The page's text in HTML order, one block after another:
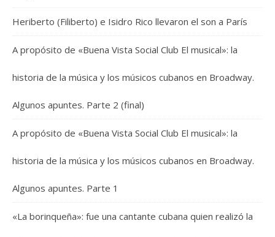
Heriberto (Filiberto) e Isidro Rico llevaron el son a París
A propósito de «Buena Vista Social Club El musical»: la
historia de la música y los músicos cubanos en Broadway.
Algunos apuntes. Parte 2 (final)
A propósito de «Buena Vista Social Club El musical»: la
historia de la música y los músicos cubanos en Broadway.
Algunos apuntes. Parte 1
«La borinqueña»: fue una cantante cubana quien realizó la